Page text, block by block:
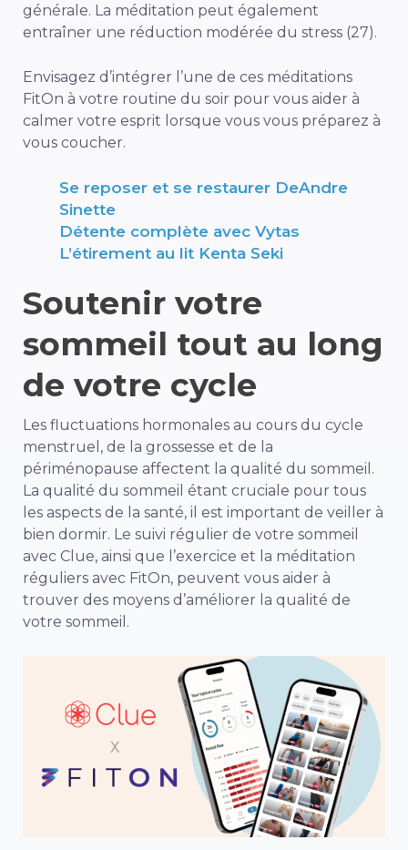
générale. La méditation peut également
entraîner une réduction modérée du stress (27).
Envisagez d’intégrer l’une de ces méditations
FitOn à votre routine du soir pour vous aider à
calmer votre esprit lorsque vous vous préparez à
vous coucher.
Se reposer et se restaurer DeAndre
Sinette
Détente complète avec Vytas
L’étirement au lit Kenta Seki
Soutenir votre
sommeil tout au long
de votre cycle
Les fluctuations hormonales au cours du cycle
menstruel, de la grossesse et de la
périménopause affectent la qualité du sommeil.
La qualité du sommeil étant cruciale pour tous
les aspects de la santé, il est important de veiller à
bien dormir. Le suivi régulier de votre sommeil
avec Clue, ainsi que l’exercice et la méditation
réguliers avec FitOn, peuvent vous aider à
trouver des moyens d’améliorer la qualité de
votre sommeil.